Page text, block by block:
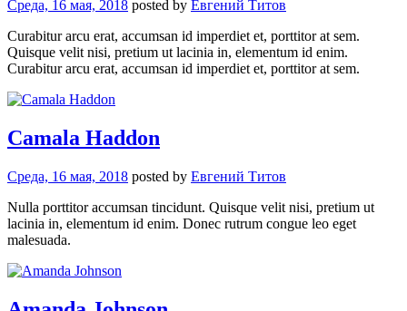
Среда, 16 мая, 2018 posted by Евгений Титов
Curabitur arcu erat, accumsan id imperdiet et, porttitor at sem.
Quisque velit nisi, pretium ut lacinia in, elementum id enim.
Curabitur arcu erat, accumsan id imperdiet et, porttitor at sem.
Camala Haddon
Среда, 16 мая, 2018 posted by Евгений Титов
Nulla porttitor accumsan tincidunt. Quisque velit nisi, pretium ut
lacinia in, elementum id enim. Donec rutrum congue leo eget
malesuada.